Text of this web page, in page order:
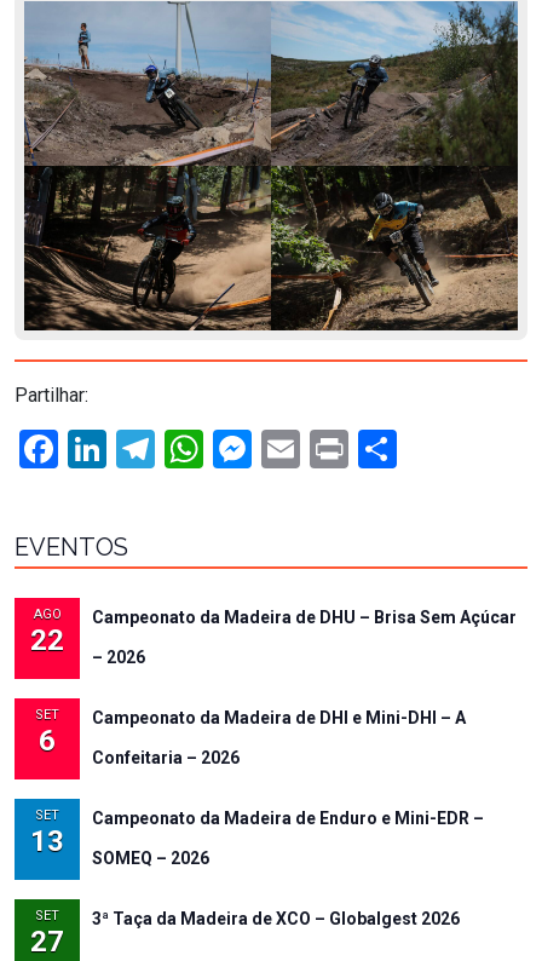
Partilhar:
Facebook
LinkedIn
Telegram
WhatsApp
Messenger
Email
Print
EVENTOS
AGO
22
Campeonato da Madeira de DHU – Brisa Sem Açúcar
– 2026
SET
6
Campeonato da Madeira de DHI e Mini-DHI – A
Confeitaria – 2026
SET
13
Campeonato da Madeira de Enduro e Mini-EDR –
SOMEQ – 2026
SET
27
3ª Taça da Madeira de XCO – Globalgest 2026